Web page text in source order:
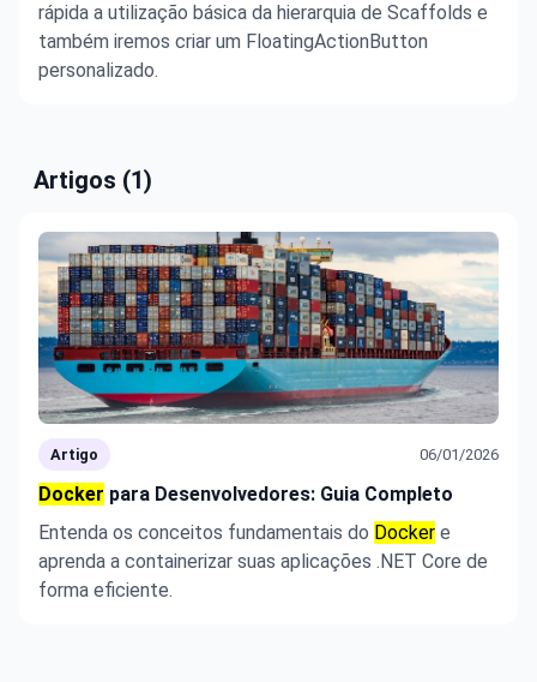
rápida a utilização básica da hierarquia de Scaffolds e
também iremos criar um FloatingActionButton
personalizado.
Artigos (1)
Artigo 06/01/2026
Docker para Desenvolvedores: Guia Completo
Entenda os conceitos fundamentais do Docker e
aprenda a containerizar suas aplicações .NET Core de
forma eficiente.